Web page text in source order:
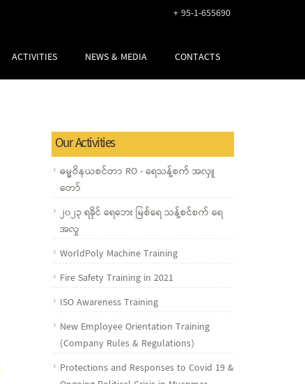
+ 95-1-655690
ACTIVITIES NEWS & MEDIA CONTACTS
Our Activities
ဓမ္မဝိနယစင်တာ RO - ရေသန့်စက် အလှူ
တော်
၂၀၂၃ ရခိုင် ရေဘေး မြစ်ရေ သန့်စင်စက် ရေ
အလှု
WorldPoly Machine Training
Fire Safety Training in 2021
ISO Awareness Training
New Employee Orientation Training
(Company Rules & Regulations)
Protections and Responses to Covid 19 &